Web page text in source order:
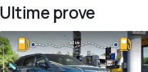
Ultime prove